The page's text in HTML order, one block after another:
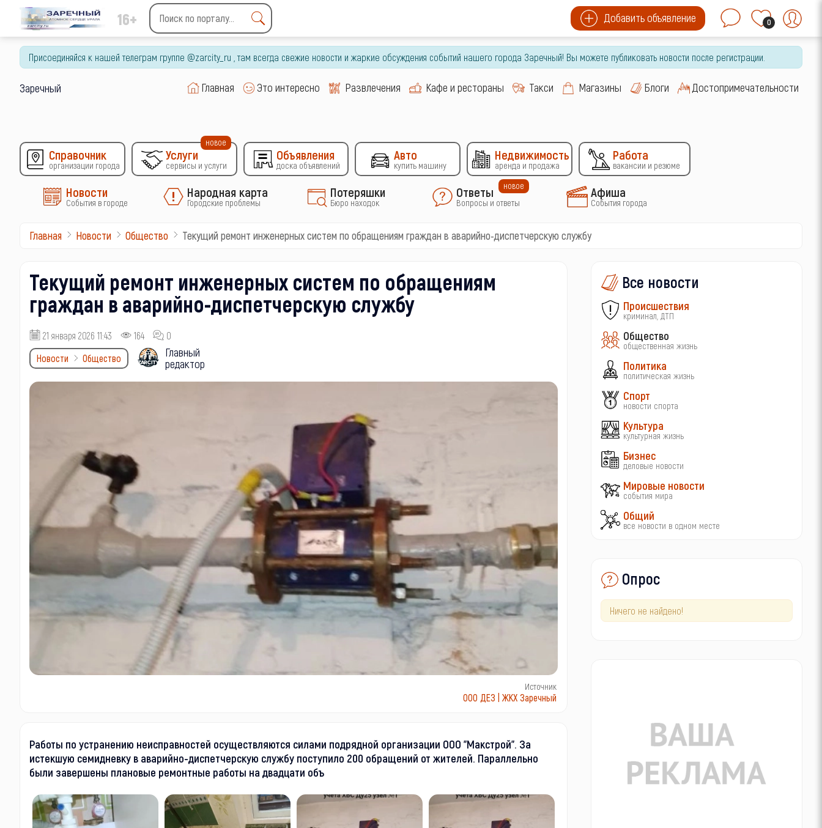
16+
Type 2 or more characters
for results.
Добавить объявление 0
Присоединяйся к нашей телеграм группе @zarcity_ru , там всегда свежие новости и жаркие обсуждения событий нашего города Заречный! Вы можете публиковать новости после регистрации.
Заречный Главная Это интересно Развлечения Кафе и рестораны Такси Магазины Блоги Достопримечательности
Справочник
организации города
Услуги
сервисы и услуги
новое
Объявления
доска объявлений
Авто
купить машину
Недвижимость
аренда и продажа
Работа
вакансии и резюме
Новости
События в городе
Народная карта
Городские проблемы
Потеряшки
Бюро находок
Ответы
Вопросы и ответы
новое Афиша
События города
Главная Новости Общество Текущий ремонт инженерных систем по обращениям граждан в аварийно-диспетчерскую службу
Текущий ремонт инженерных систем по обращениям
граждан в аварийно-диспетчерскую службу
21 января 2026 11:43 164
0
Новости
Общество
Главный
редактор
Источник
ООО ДЕЗ | ЖКХ Заречный
Работы по устранению неисправностей осуществляются силами подрядной организации ООО "Макстрой". За
истекшую семидневку в аварийно-диспетчерскую службу поступило 200 обращений от жителей. Параллельно
были завершены плановые ремонтные работы на двадцати объ
Все новости
Происшествия
криминал, ДТП
Общество
общественная жизнь
Политика
политическая жизнь
Спорт
новости спорта
Культура
культурная жизнь
Бизнес
деловые новости
Мировые новости
события мира
Общий
все новости в одном месте
Опрос
Ничего не найдено!